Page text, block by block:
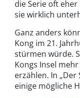
die Serie oft
sie wirklich
Ganz anders
Kong im 21.
stürmen würde.
Kongs Insel
erzählen. In
einige mögliche